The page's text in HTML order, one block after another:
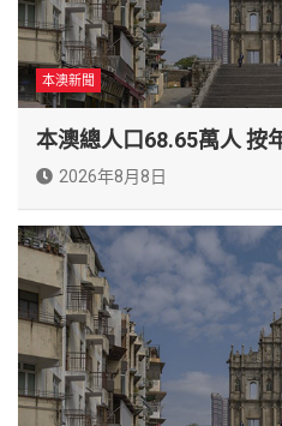
本澳新聞
本澳總人口68.65萬人 按
2026年8月8日